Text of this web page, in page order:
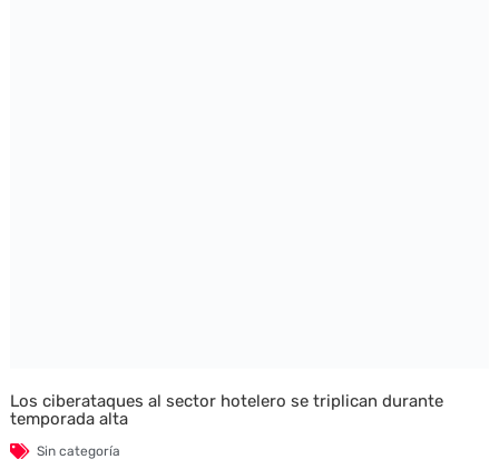
Los ciberataques al sector hotelero se triplican durante
temporada alta
Sin categoría